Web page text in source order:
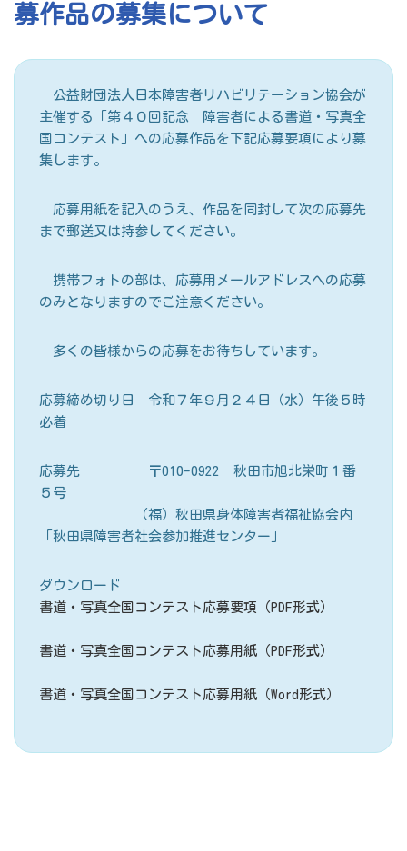
募作品の募集について
公益財団法人日本障害者リハビリテーション協会が
主催する「第４０回記念 障害者による書道・写真全
国コンテスト」への応募作品を下記応募要項により募
集します。
応募用紙を記入のうえ、作品を同封して次の応募先
まで郵送又は持参してください。
携帯フォトの部は、応募用メールアドレスへの応募
のみとなりますのでご注意ください。
多くの皆様からの応募をお待ちしています。
応募締め切り日 令和７年９月２４日（水）午後５時
必着
応募先 〒010-0922 秋田市旭北栄町１番
５号
（福）秋田県身体障害者福祉協会内
「秋田県障害者社会参加推進センター」
ダウンロード
書道・写真全国コンテスト応募要項（PDF形式）
書道・写真全国コンテスト応募用紙（PDF形式）
書道・写真全国コンテスト応募用紙（Word形式）